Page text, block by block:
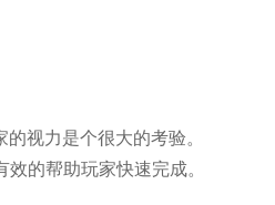
视力是个很大的考验。
的帮助玩家快速完成。